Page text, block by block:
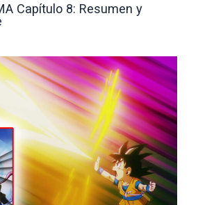
Capítulo 8: Resumen y